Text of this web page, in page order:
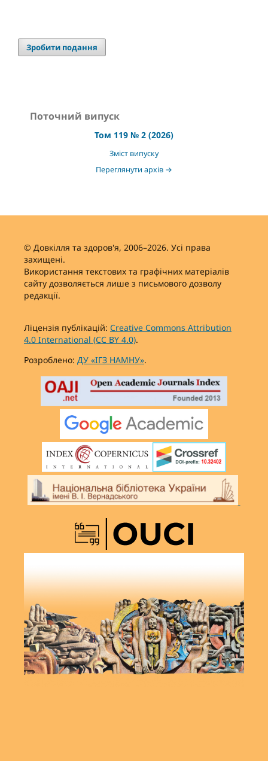
Зробити подання
Поточний випуск
Том 119 № 2 (2026)
Зміст випуску
Переглянути архів →
© Довкілля та здоров'я, 2006–2026. Усі права
захищені.
Використання текстових та графічних матеріалів
сайту дозволяється лише з письмового дозволу
редакції.
Ліцензія публікацій: Creative Commons Attribution
4.0 International (CC BY 4.0).
Розроблено: ДУ «ІГЗ НАМНУ».